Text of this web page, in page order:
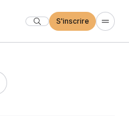
S'inscrire